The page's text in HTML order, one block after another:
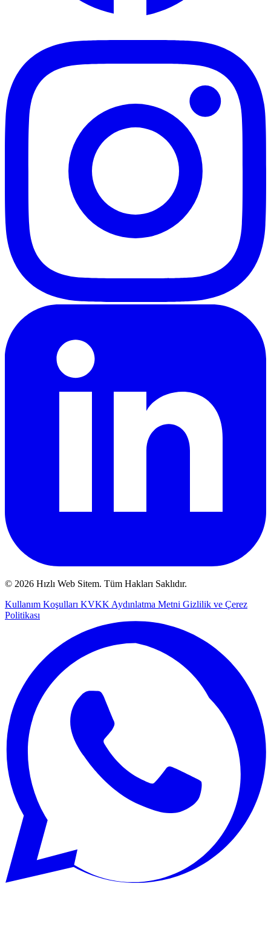
© 2026 Hızlı Web Sitem. Tüm Hakları Saklıdır.
Kullanım Koşulları KVKK Aydınlatma Metni Gizlilik ve Çerez
Politikası